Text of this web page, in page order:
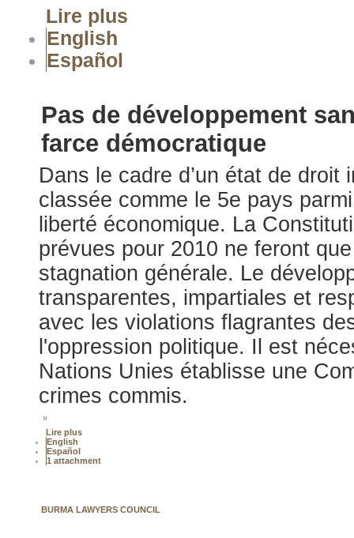
Lire plus
English
Español
Pas de développement
farce démocratique
Dans le cadre d’un état de
classée comme le 5e pays
liberté économique. La
prévues pour 2010 ne feront
stagnation générale. Le
transparentes, impartiales et
avec les violations flagrantes
l'oppression politique. Il est
Nations Unies établisse une
crimes commis.
»
Lire plus
English
Español
1 attachment
BURMA LAWYERS COUNCIL